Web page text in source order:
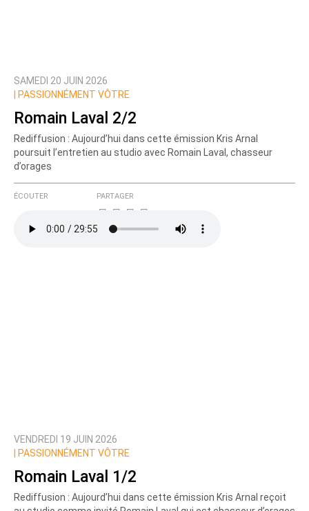
SAMEDI 20 JUIN 2026
PASSIONNÉMENT VÔTRE
Romain Laval 2/2
Rediffusion : Aujourd’hui dans cette émission Kris Arnal
poursuit l’entretien au studio avec Romain Laval, chasseur
d’orages
ÉCOUTER PARTAGER
VENDREDI 19 JUIN 2026
PASSIONNÉMENT VÔTRE
Romain Laval 1/2
Rediffusion : Aujourd’hui dans cette émission Kris Arnal reçoit